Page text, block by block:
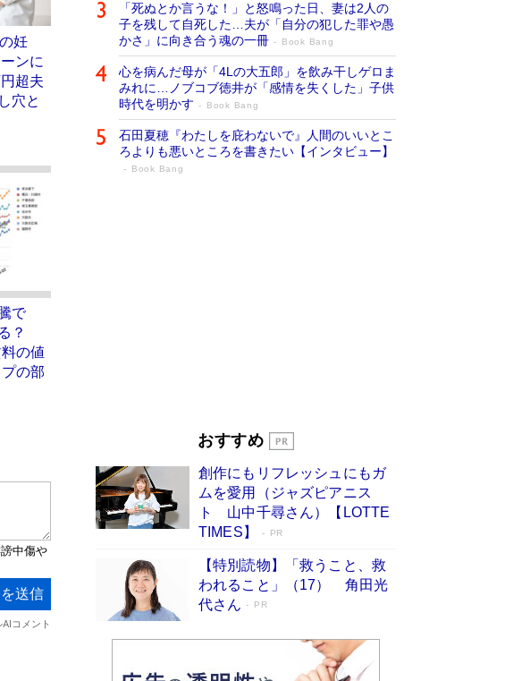
妊
ンに
超夫
穴と
で
る？
の値
の部
「死ぬとか言うな！」と怒鳴った日、妻は2人の
子を残して自死した…夫が「自分の犯した罪や愚
かさ」に向き合う魂の一冊
Book Bang
心を病んだ母が「4Lの大五郎」を飲み干しゲロま
みれに…ノブコブ徳井が「感情を失くした」子供
時代を明かす
Book Bang
石田夏穂『わたしを庇わないで』人間のいいとこ
ろよりも悪いところを書きたい【インタビュー】
Book Bang
開発への関心を押し上げた18年の物語に幕 特装
Book Bang
友近氏、絶賛！ 鎌倉を舞台に、孤独を抱えた
人々が新たな一歩を踏み出す連作短篇集『海のほ
とりのプラネット』試し読み
おすすめ
創作にもリフレッシュにもガ
ムを愛用（ジャズピアニス
ト 山中千尋さん）【LOTTE
TIMES】
PR
【特別読物】「救うこと、救
われること」（17） 角田光
代さん
PR